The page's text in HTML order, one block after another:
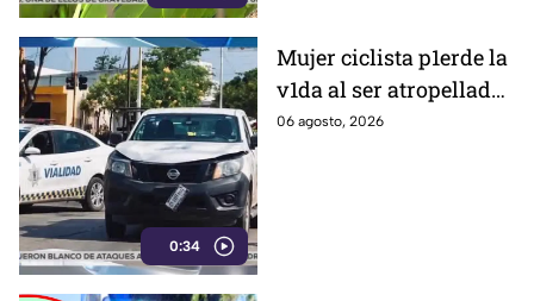
0:34
Mujer ciclista p1erde la
v1da al ser atropellada
por un vehículo oficial
06 agosto, 2026